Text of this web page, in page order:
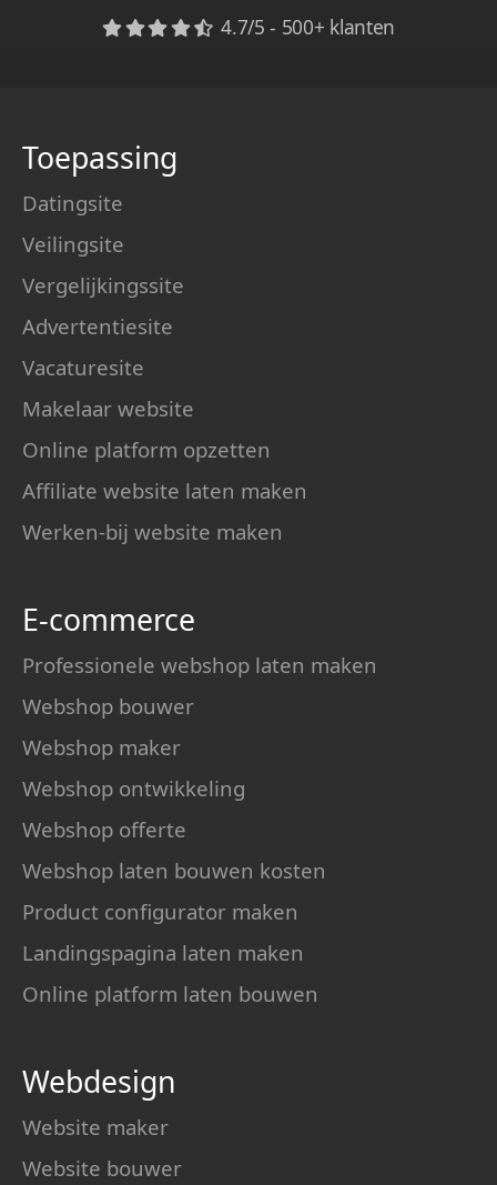
4.7/5 - 500+ klanten
Toepassing
Datingsite
Veilingsite
Vergelijkingssite
Advertentiesite
Vacaturesite
Makelaar website
Online platform opzetten
Affiliate website laten maken
Werken-bij website maken
E-commerce
Professionele webshop laten maken
Webshop bouwer
Webshop maker
Webshop ontwikkeling
Webshop offerte
Webshop laten bouwen kosten
Product configurator maken
Landingspagina laten maken
Online platform laten bouwen
Webdesign
Website maker
Website bouwer